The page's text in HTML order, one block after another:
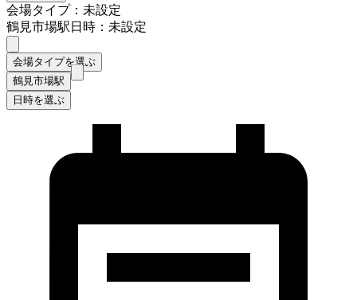
会場タイプ：未設定
鶴見市場駅日時：未設定
会場タイプを選ぶ
鶴見市場駅
日時を選ぶ